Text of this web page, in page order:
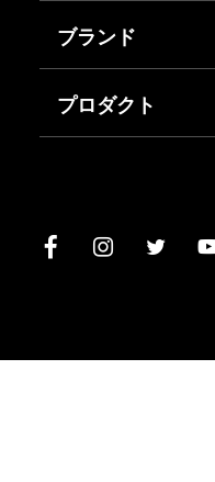
ブランド
プロダクト